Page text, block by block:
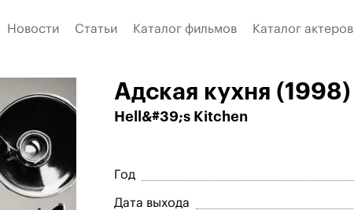
Новости Статьи Каталог фильмов Каталог актеров
Адская кухня (1998)
Hell&#39;s Kitchen
Год
Дата выхода